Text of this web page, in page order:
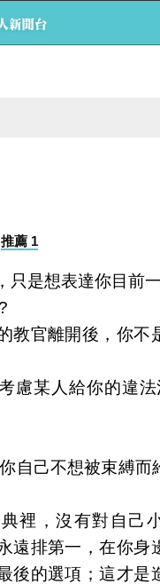
推薦 1
只是想表達你目前
教官離開後，你不
慮某人給你的違法
自己不想被束縛而
裡，沒有對自己
遠排第一，在你身
後的選項；這才是